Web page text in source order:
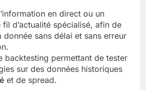
en direct ou un
fil d’actualité spécialisé, afin de
donnée sans délai et sans erreur
backtesting permettant de tester
sur des données historiques
et de spread.